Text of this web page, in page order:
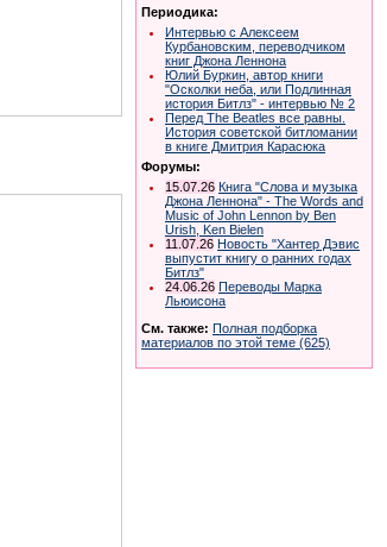
Периодика:
Интервью с Алексеем
Курбановским, переводчиком
книг Джона Леннона
Юлий Буркин, автор книги
"Осколки неба, или Подлинная
история Битлз" - интервью № 2
Перед The Beatles все равны.
История советской битломании
в книге Дмитрия Карасюка
Форумы:
15.07.26 Книга "Слова и музыка
Джона Леннона" - The Words and
Music of John Lennon by Ben
Urish, Ken Bielen
11.07.26 Новость "Хантер Дэвис
выпустит книгу о ранних годах
Битлз"
24.06.26 Переводы Марка
Льюисона
См. также: Полная подборка
материалов по этой теме (625)